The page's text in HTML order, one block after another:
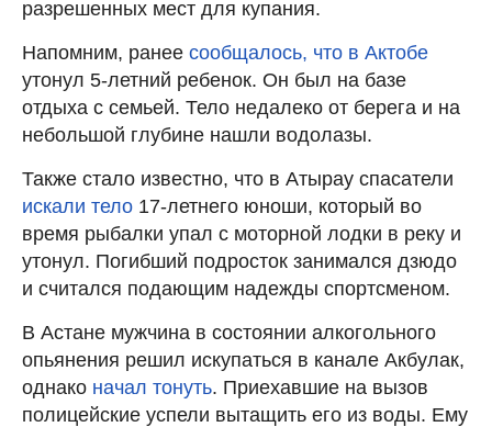
разрешенных мест для купания.
Напомним, ранее сообщалось, что в Актобе
утонул 5-летний ребенок. Он был на базе
отдыха с семьей. Тело недалеко от берега и на
небольшой глубине нашли водолазы.
Также стало известно, что в Атырау спасатели
искали тело 17-летнего юноши, который во
время рыбалки упал с моторной лодки в реку и
утонул. Погибший подросток занимался дзюдо
и считался подающим надежды спортсменом.
В Астане мужчина в состоянии алкогольного
опьянения решил искупаться в канале Акбулак,
однако начал тонуть. Приехавшие на вызов
полицейские успели вытащить его из воды. Ему